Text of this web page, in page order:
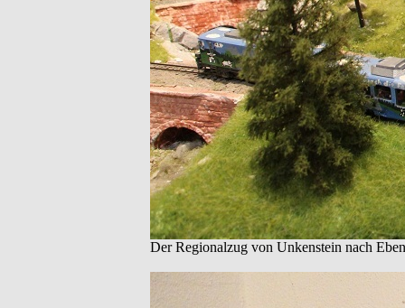
Der Regionalzug von Unkenstein nach